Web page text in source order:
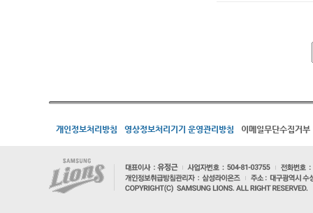
개인정보처리방침 영상정보처리기기 운영관리방침 이메일무단수집거부